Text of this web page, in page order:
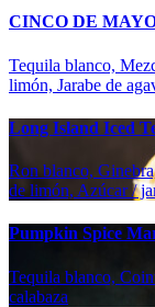
CINCO DE
Tequila blanco,
limón, Jarabe de
Long Island Iced
Ron blanco,
de limón, Azúcar /
Pumpkin Spice
Tequila blanco,
calabaza